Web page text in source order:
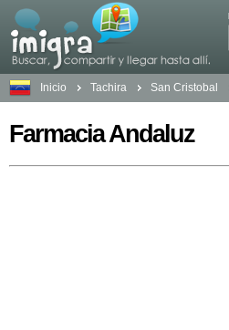
Inicio Tachira San Cristobal
Farmacia Andaluz